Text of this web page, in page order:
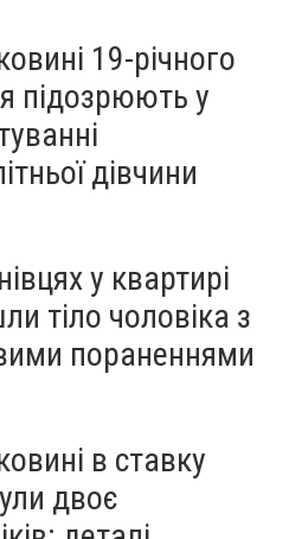
19-річного
підозрюють у
дівчини
у квартирі
тіло чоловіка з
пораненнями
в ставку
двоє